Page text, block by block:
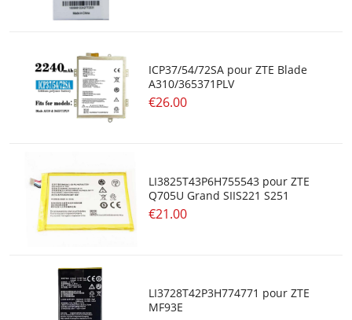
ICP37/54/72SA pour ZTE Blade
A310/365371PLV
€26.00
LI3825T43P6H755543 pour ZTE
Q705U Grand SIIS221 S251
€21.00
LI3728T42P3H774771 pour ZTE
MF93E